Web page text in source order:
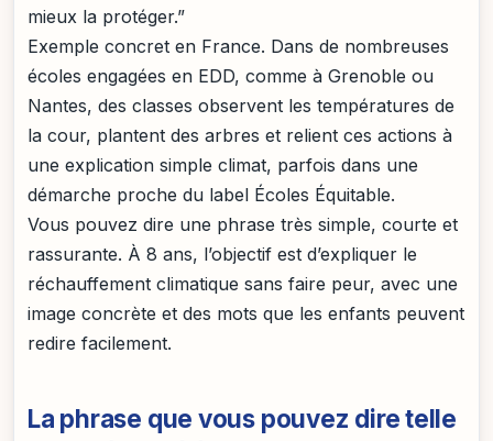
mieux la protéger.”
Exemple concret en France. Dans de nombreuses
écoles engagées en EDD, comme à Grenoble ou
Nantes, des classes observent les températures de
la cour, plantent des arbres et relient ces actions à
une explication simple climat, parfois dans une
démarche proche du label Écoles Équitable.
Vous pouvez dire une phrase très simple, courte et
rassurante. À 8 ans, l’objectif est d’expliquer le
réchauffement climatique sans faire peur, avec une
image concrète et des mots que les enfants peuvent
redire facilement.
La phrase que vous pouvez dire telle